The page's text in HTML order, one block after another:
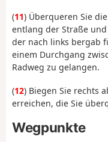
(11) Überqueren Sie
entlang der Straße
der nach links bergab
einem Durchgang
Radweg zu gelangen.
(12) Biegen Sie rechts
erreichen, die Sie
Wegpunkte